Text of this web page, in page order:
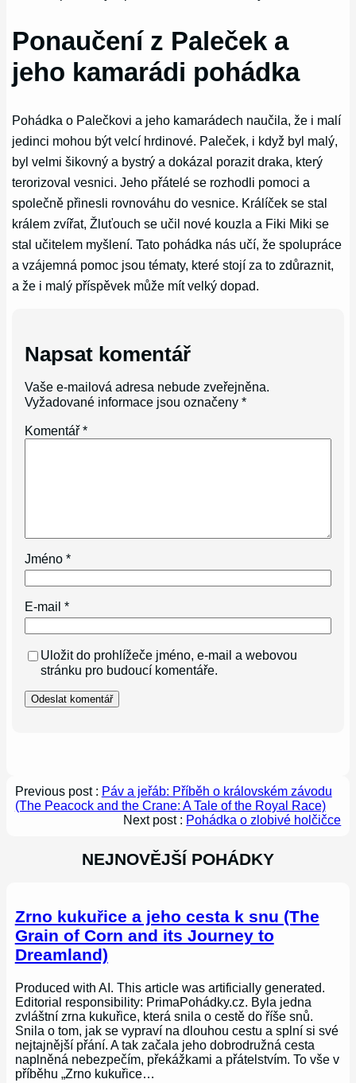
Ponaučení z Paleček a
jeho kamarádi pohádka
Pohádka o Palečkovi a jeho kamarádech naučila, že i malí
jedinci mohou být velcí hrdinové. Paleček, i když byl malý,
byl velmi šikovný a bystrý a dokázal porazit draka, který
terorizoval vesnici. Jeho přátelé se rozhodli pomoci a
společně přinesli rovnováhu do vesnice. Králíček se stal
králem zvířat, Žluťouch se učil nové kouzla a Fiki Miki se
stal učitelem myšlení. Tato pohádka nás učí, že spolupráce
a vzájemná pomoc jsou tématy, které stojí za to zdůraznit,
a že i malý příspěvek může mít velký dopad.
Napsat komentář
Vaše e-mailová adresa nebude zveřejněna.
Vyžadované informace jsou označeny*
Komentář*
Jméno*
E-mail*
Uložit do prohlížeče jméno, e-mail a webovou
stránku pro budoucí komentáře.
Previous post : Páv a jeřáb: Příběh o královském závodu
(The Peacock and the Crane: A Tale of the Royal Race)
Next post : Pohádka o zlobivé holčičce
NEJNOVĚJŠÍ POHÁDKY
Zrno kukuřice a jeho cesta k snu (The
Grain of Corn and its Journey to
Dreamland)
Produced with AI. This article was artificially generated.
Editorial responsibility: PrimaPohádky.cz. Byla jedna
zvláštní zrna kukuřice, která snila o cestě do říše snů.
Snila o tom, jak se vypraví na dlouhou cestu a splní si své
nejtajnější přání. A tak začala jeho dobrodružná cesta
naplněná nebezpečím, překážkami a přátelstvím. To vše v
příběhu „Zrno kukuřice…